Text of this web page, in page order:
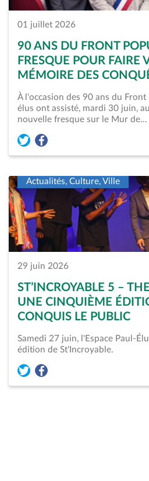
01 juillet 2026
90 ANS DU FRONT
FRESQUE POUR FAIRE
MÉMOIRE DES
À l'occasion des 90 ans du
élus ont assisté, mardi 30 juin,
nouvelle fresque sur le Mur de…
Partager l'article « 90 ans du
Partager l'article « 90 ans
Actualités, Culture, Ville
29 juin 2026
ST’INCROYABLE 5 –
UNE CINQUIÈME
CONQUIS LE PUBLIC
Samedi 27 juin, l'Espace Paul-
édition de St'Incroyable.
Partager l'article «
Partager l'article «